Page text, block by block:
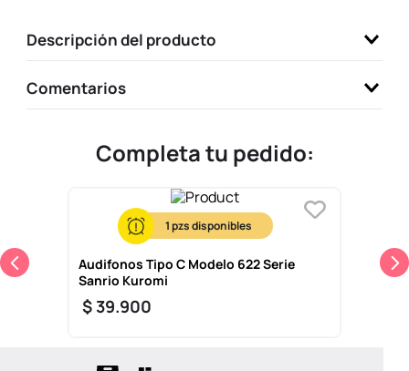
Descripción del producto
Comentarios
Completa tu pedido:
1
Audifonos Tipo C Modelo 622 Serie
Sanrio Kuromi
$39.900
league of legends